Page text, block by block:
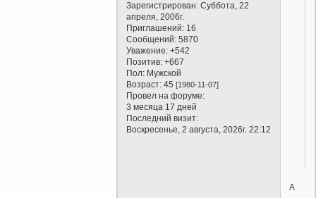
Зарегистрирован: Суббота, 22
апреля, 2006г.
Приглашений: 16
Сообщений: 5870
Уважение: +542
Позитив: +667
Пол: Мужской
Возраст: 45[1980-11-07]
Провел на форуме:
3 месяца 17 дней
Последний визит:
Воскресенье, 2 августа, 2026г. 22:12
А